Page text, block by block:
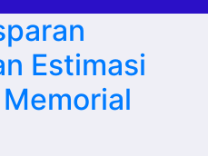
Estimasi